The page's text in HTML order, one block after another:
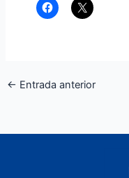
← Entrada anterior